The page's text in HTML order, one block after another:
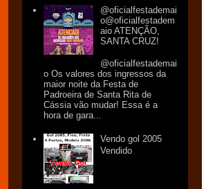
@oficialfestademai
o@oficialfestadem
aio ATENÇÃO,
SANTA CRUZ!
@oficialfestademai
o Os valores dos ingressos da
maior noite da Festa de
Padroeira de Santa Rita de
Cássia vão mudar! Essa é a
hora de gara...
Vendo gol 2005
Vendido